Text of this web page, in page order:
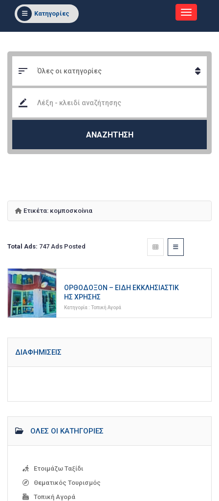
Κατηγορίες
ΑΝΑΖΗΤΗΣΗ
Ετικέτα: κομποσκοίνια
Total Ads: 747 Ads Posted
ΟΡΘΌΔΟΞΟΝ – ΕΊΔΗ ΕΚΚΛΗΣΙΑΣΤΙΚ
ΉΣ ΧΡΉΣΗΣ
Κατηγορία : Τοπική Αγορά
ΔΙΑΦΗΜΊΣΕΙΣ
ΌΛΕΣ ΟΙ ΚΑΤΗΓΟΡΊΕΣ
Ετοιμάζω Ταξίδι
Θεματικός Τουρισμός
Τοπική Αγορά